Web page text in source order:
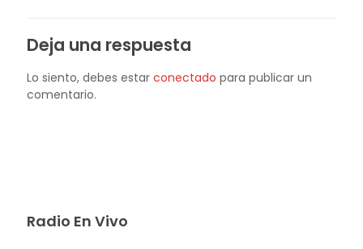
Deja una respuesta
Lo siento, debes estar conectado para publicar un
comentario.
Radio En Vivo